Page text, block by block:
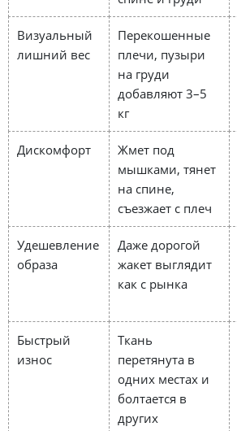
Визуальный
лишний вес
Перекошенные
плечи, пузыри
на груди
добавляют 3–5
кг
Дискомфорт
Жмет под
мышками, тянет
на спине,
съезжает с плеч
Удешевление
образа
Даже дорогой
жакет выглядит
как с рынка
Быстрый
износ
Ткань
перетянута в
одних местах и
болтается в
других